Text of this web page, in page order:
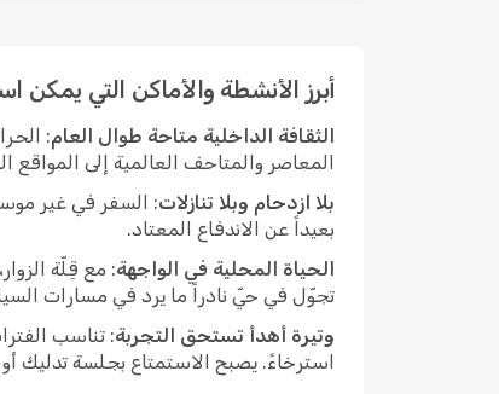
أبرز الأنشطة والأماكن التي
الثقافة الداخلية متاحة طوال العام:
المعاصر والمتاحف العالمية إلى المواقع
بلا ازدحام وبلا تنازلات: السفر في غير
بعيداً عن الاندفاع المعتاد.
الحياة المحلية في الواجهة: مع قِلّة
تجوّل في حيّ نادراً ما يرد في مسارات
وتيرة أهدأ تستحق التجربة: تناسب
استرخاءً. يصبح الاستمتاع بجلسة تدليك